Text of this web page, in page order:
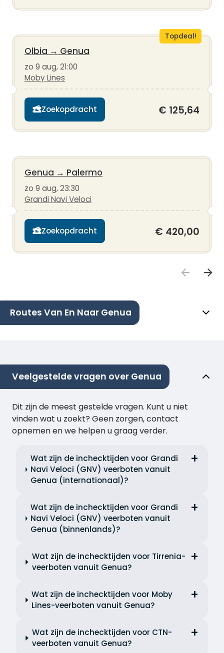
Topdeal!
Olbia → Genua
zo 9 aug, 21:00
Moby Lines
Zoekopdracht € 125,64
Genua → Palermo
zo 9 aug, 23:30
Grandi Navi Veloci
Zoekopdracht € 420,00
Routes Van En Naar Genua
Veelgestelde vragen over Genua
Dit zijn de meest gestelde vragen. Kunt u niet
vinden wat u zoekt? Geen zorgen, contact
opnemen en we helpen u graag verder.
Wat zijn de inchecktijden voor Grandi
Navi Veloci (GNV) veerboten vanuit
Genua (internationaal)?
Wat zijn de inchecktijden voor Grandi
Navi Veloci (GNV) veerboten vanuit
Genua (binnenlands)?
Wat zijn de inchecktijden voor Tirrenia-
veerboten vanuit Genua?
Wat zijn de inchecktijden voor Moby
Lines-veerboten vanuit Genua?
Wat zijn de inchecktijden voor CTN-
veerboten vanuit Genua?